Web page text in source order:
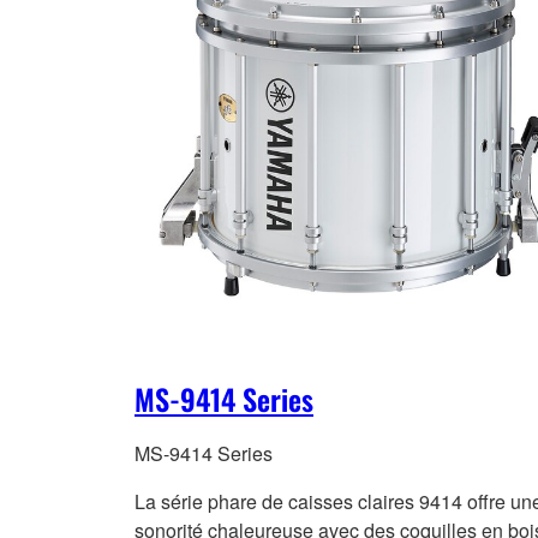
MS-9414 Series
MS-9414 Series
La série phare de caisses claires 9414 offre
sonorité chaleureuse avec des coquilles en